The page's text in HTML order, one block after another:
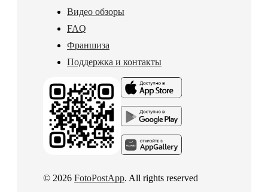
Видео обзоры
FAQ
Франшиза
Поддержка и контакты
© 2026 FotoPostApp. All rights reserved